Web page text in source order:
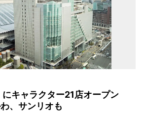
にキャラクター21店オープン
、サンリオも